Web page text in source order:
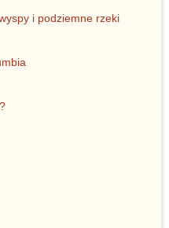
i podziemne rzeki